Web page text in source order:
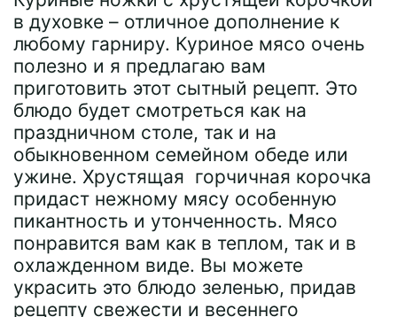
в духовке – отличное дополнение к
любому гарниру. Куриное мясо очень
полезно и я предлагаю вам
приготовить этот сытный рецепт. Это
блюдо будет смотреться как на
праздничном столе, так и на
обыкновенном семейном обеде или
ужине. Хрустящая горчичная корочка
придаст нежному мясу особенную
пикантность и утонченность. Мясо
понравится вам как в теплом, так и в
охлажденном виде. Вы можете
украсить это блюдо зеленью, придав
рецепту свежести и весеннего